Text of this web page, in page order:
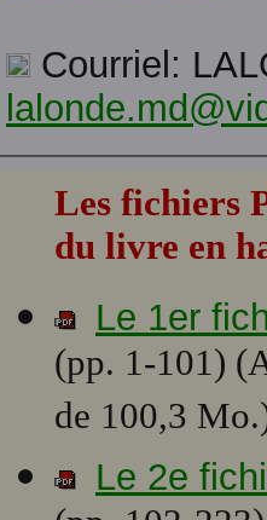
Courriel:
Les fichiers
du livre en
Le 1er
(pp. 1-101)
de 100,3
Le 2e